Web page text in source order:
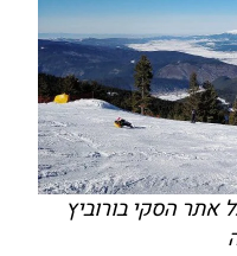
אתר הסקי בורוביץ